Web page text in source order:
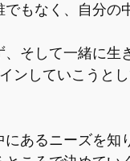
もなく、自分の
そして一緒に
ンしていこうと
あるニーズを